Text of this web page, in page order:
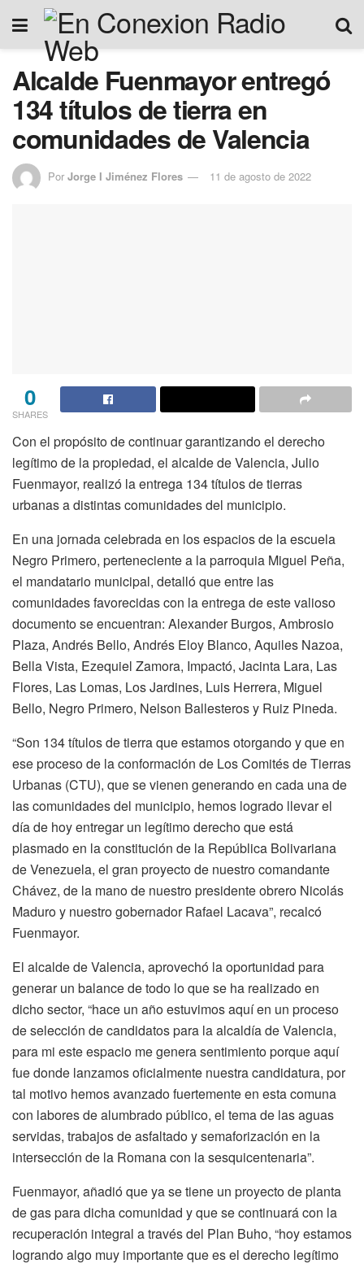
Alcalde Fuenmayor entregó
134 títulos de tierra en
comunidades de Valencia
Por Jorge I Jiménez Flores 11 de agosto de 2022
0
SHARES
Con el propósito de continuar garantizando el derecho
legítimo de la propiedad, el alcalde de Valencia, Julio
Fuenmayor, realizó la entrega 134 títulos de tierras
urbanas a distintas comunidades del municipio.
En una jornada celebrada en los espacios de la escuela
Negro Primero, perteneciente a la parroquia Miguel Peña,
el mandatario municipal, detalló que entre las
comunidades favorecidas con la entrega de este valioso
documento se encuentran: Alexander Burgos, Ambrosio
Plaza, Andrés Bello, Andrés Eloy Blanco, Aquiles Nazoa,
Bella Vista, Ezequiel Zamora, Impactó, Jacinta Lara, Las
Flores, Las Lomas, Los Jardines, Luis Herrera, Miguel
Bello, Negro Primero, Nelson Ballesteros y Ruiz Pineda.
“Son 134 títulos de tierra que estamos otorgando y que en
ese proceso de la conformación de Los Comités de Tierras
Urbanas (CTU), que se vienen generando en cada una de
las comunidades del municipio, hemos logrado llevar el
día de hoy entregar un legítimo derecho que está
plasmado en la constitución de la República Bolivariana
de Venezuela, el gran proyecto de nuestro comandante
Chávez, de la mano de nuestro presidente obrero Nicolás
Maduro y nuestro gobernador Rafael Lacava”, recalcó
Fuenmayor.
El alcalde de Valencia, aprovechó la oportunidad para
generar un balance de todo lo que se ha realizado en
dicho sector, “hace un año estuvimos aquí en un proceso
de selección de candidatos para la alcaldía de Valencia,
para mi este espacio me genera sentimiento porque aquí
fue donde lanzamos oficialmente nuestra candidatura, por
tal motivo hemos avanzado fuertemente en esta comuna
con labores de alumbrado público, el tema de las aguas
servidas, trabajos de asfaltado y semaforización en la
intersección de la Romana con la sesquicentenaria”.
Fuenmayor, añadió que ya se tiene un proyecto de planta
de gas para dicha comunidad y que se continuará con la
recuperación integral a través del Plan Buho, “hoy estamos
logrando algo muy importante que es el derecho legítimo